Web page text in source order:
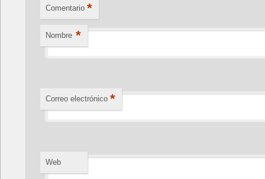
Comentario *
Nombre *
Correo electrónico *
Web